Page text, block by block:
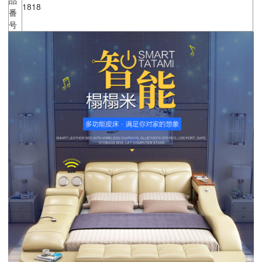
番
号
1818